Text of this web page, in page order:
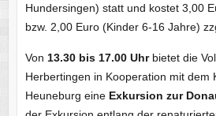
Hundersingen) statt und kostet 3,00
bzw. 2,00 Euro (Kinder 6-16 Jahre)
Von 13.30 bis 17.00 Uhrbietet die
Herbertingen in Kooperation mit dem
Heuneburg eine Exkursion zur